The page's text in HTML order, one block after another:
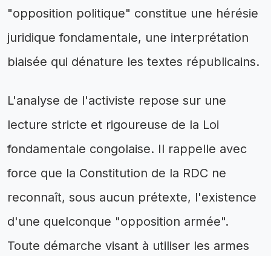
"opposition politique" constitue une hérésie
juridique fondamentale, une interprétation
biaisée qui dénature les textes républicains.
L'analyse de l'activiste repose sur une
lecture stricte et rigoureuse de la Loi
fondamentale congolaise. Il rappelle avec
force que la Constitution de la RDC ne
reconnaît, sous aucun prétexte, l'existence
d'une quelconque "opposition armée".
Toute démarche visant à utiliser les armes